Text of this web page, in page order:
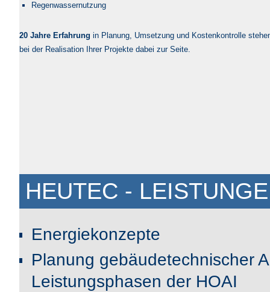
Regenwassernutzung
20 Jahre Erfahrung in Planung, Umsetzung und Kostenkontrolle
bei der Realisation Ihrer Projekte dabei zur Seite.
HEUTEC -
Energiekonzepte
Planung gebäudetechnischer
Leistungsphasen der HOAI